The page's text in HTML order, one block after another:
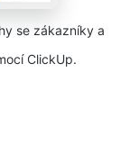
se zákazníky a
ClickUp.